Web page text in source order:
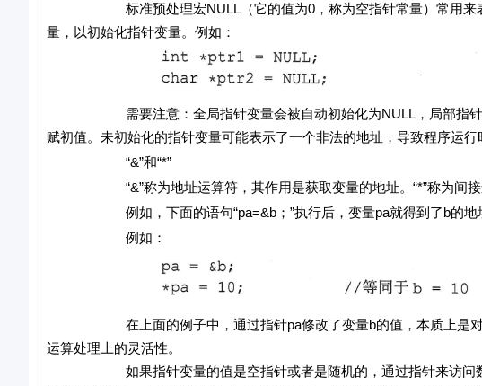
标准预处理宏NULL（它的值为0，称为空指针常量）常用来表示
量，以初始化指针变量。例如：
需要注意：全局指针变量会被自动初始化为NULL，局部指针变
赋初值。未初始化的指针变量可能表示了一个非法的地址，导致程序运行
“&”和“*”
“&”称为地址运算符，其作用是获取变量的地址。“*”称为间接运
例如，下面的语句“pa=&b；”执行后，变量pa就得到了b的地址（
例如：
在上面的例子中，通过指针pa修改了变量b的值，本质上是对b的
运算处理上的灵活性。
如果指针变量的值是空指针或者是随机的，通过指针来访问数据